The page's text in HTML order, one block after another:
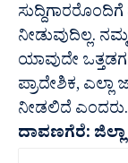
ನೀಡುವುದಿಲ್ಲ.
ಯಾವುದೇ
ಪ್ರಾದೇಶಿಕ,
ನೀಡಲಿದೆ ಎಂದರು.
ದಾವಣಗೆರೆ: